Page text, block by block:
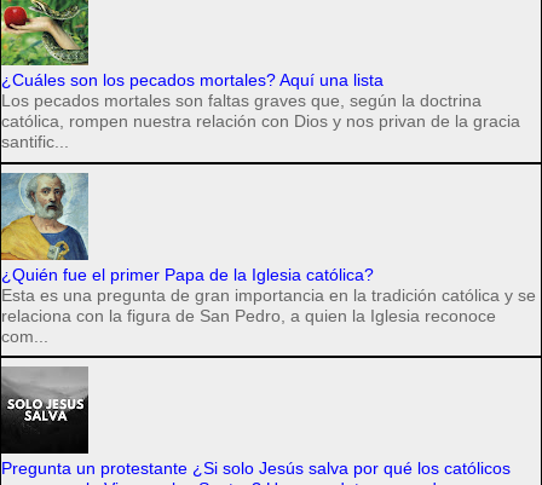
¿Cuáles son los pecados mortales? Aquí una lista
Los pecados mortales son faltas graves que, según la doctrina
católica, rompen nuestra relación con Dios y nos privan de la gracia
santific...
¿Quién fue el primer Papa de la Iglesia católica?
Esta es una pregunta de gran importancia en la tradición católica y se
relaciona con la figura de San Pedro, a quien la Iglesia reconoce
com...
Pregunta un protestante ¿Si solo Jesús salva por qué los católicos